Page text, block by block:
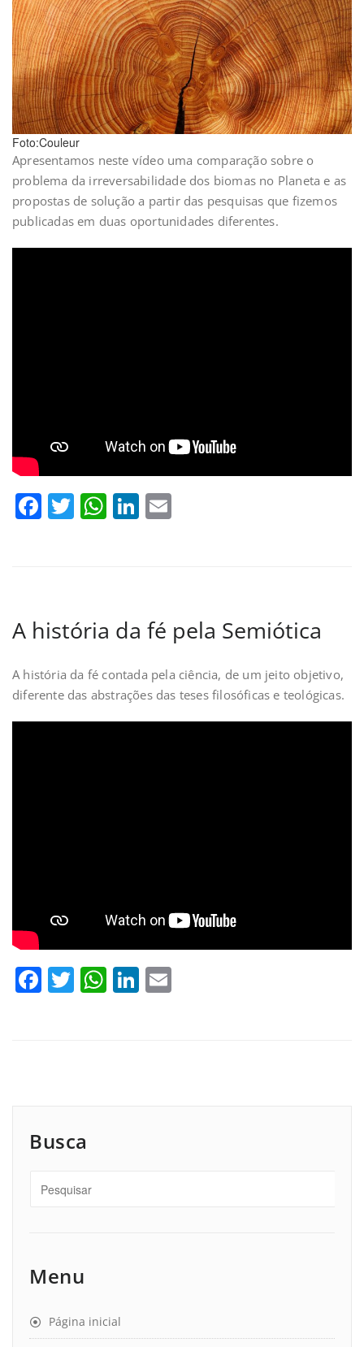
Foto:Couleur
Apresentamos neste vídeo uma comparação sobre o
problema da irreversabilidade dos biomas no Planeta e as
propostas de solução a partir das pesquisas que fizemos
publicadas em duas oportunidades diferentes.
Facebook
Twitter
WhatsApp
LinkedIn
A história da fé pela Semiótica
A história da fé contada pela ciência, de um jeito objetivo,
diferente das abstrações das teses filosóficas e teológicas.
Facebook
Twitter
WhatsApp
LinkedIn
Busca
Menu
Página inicial